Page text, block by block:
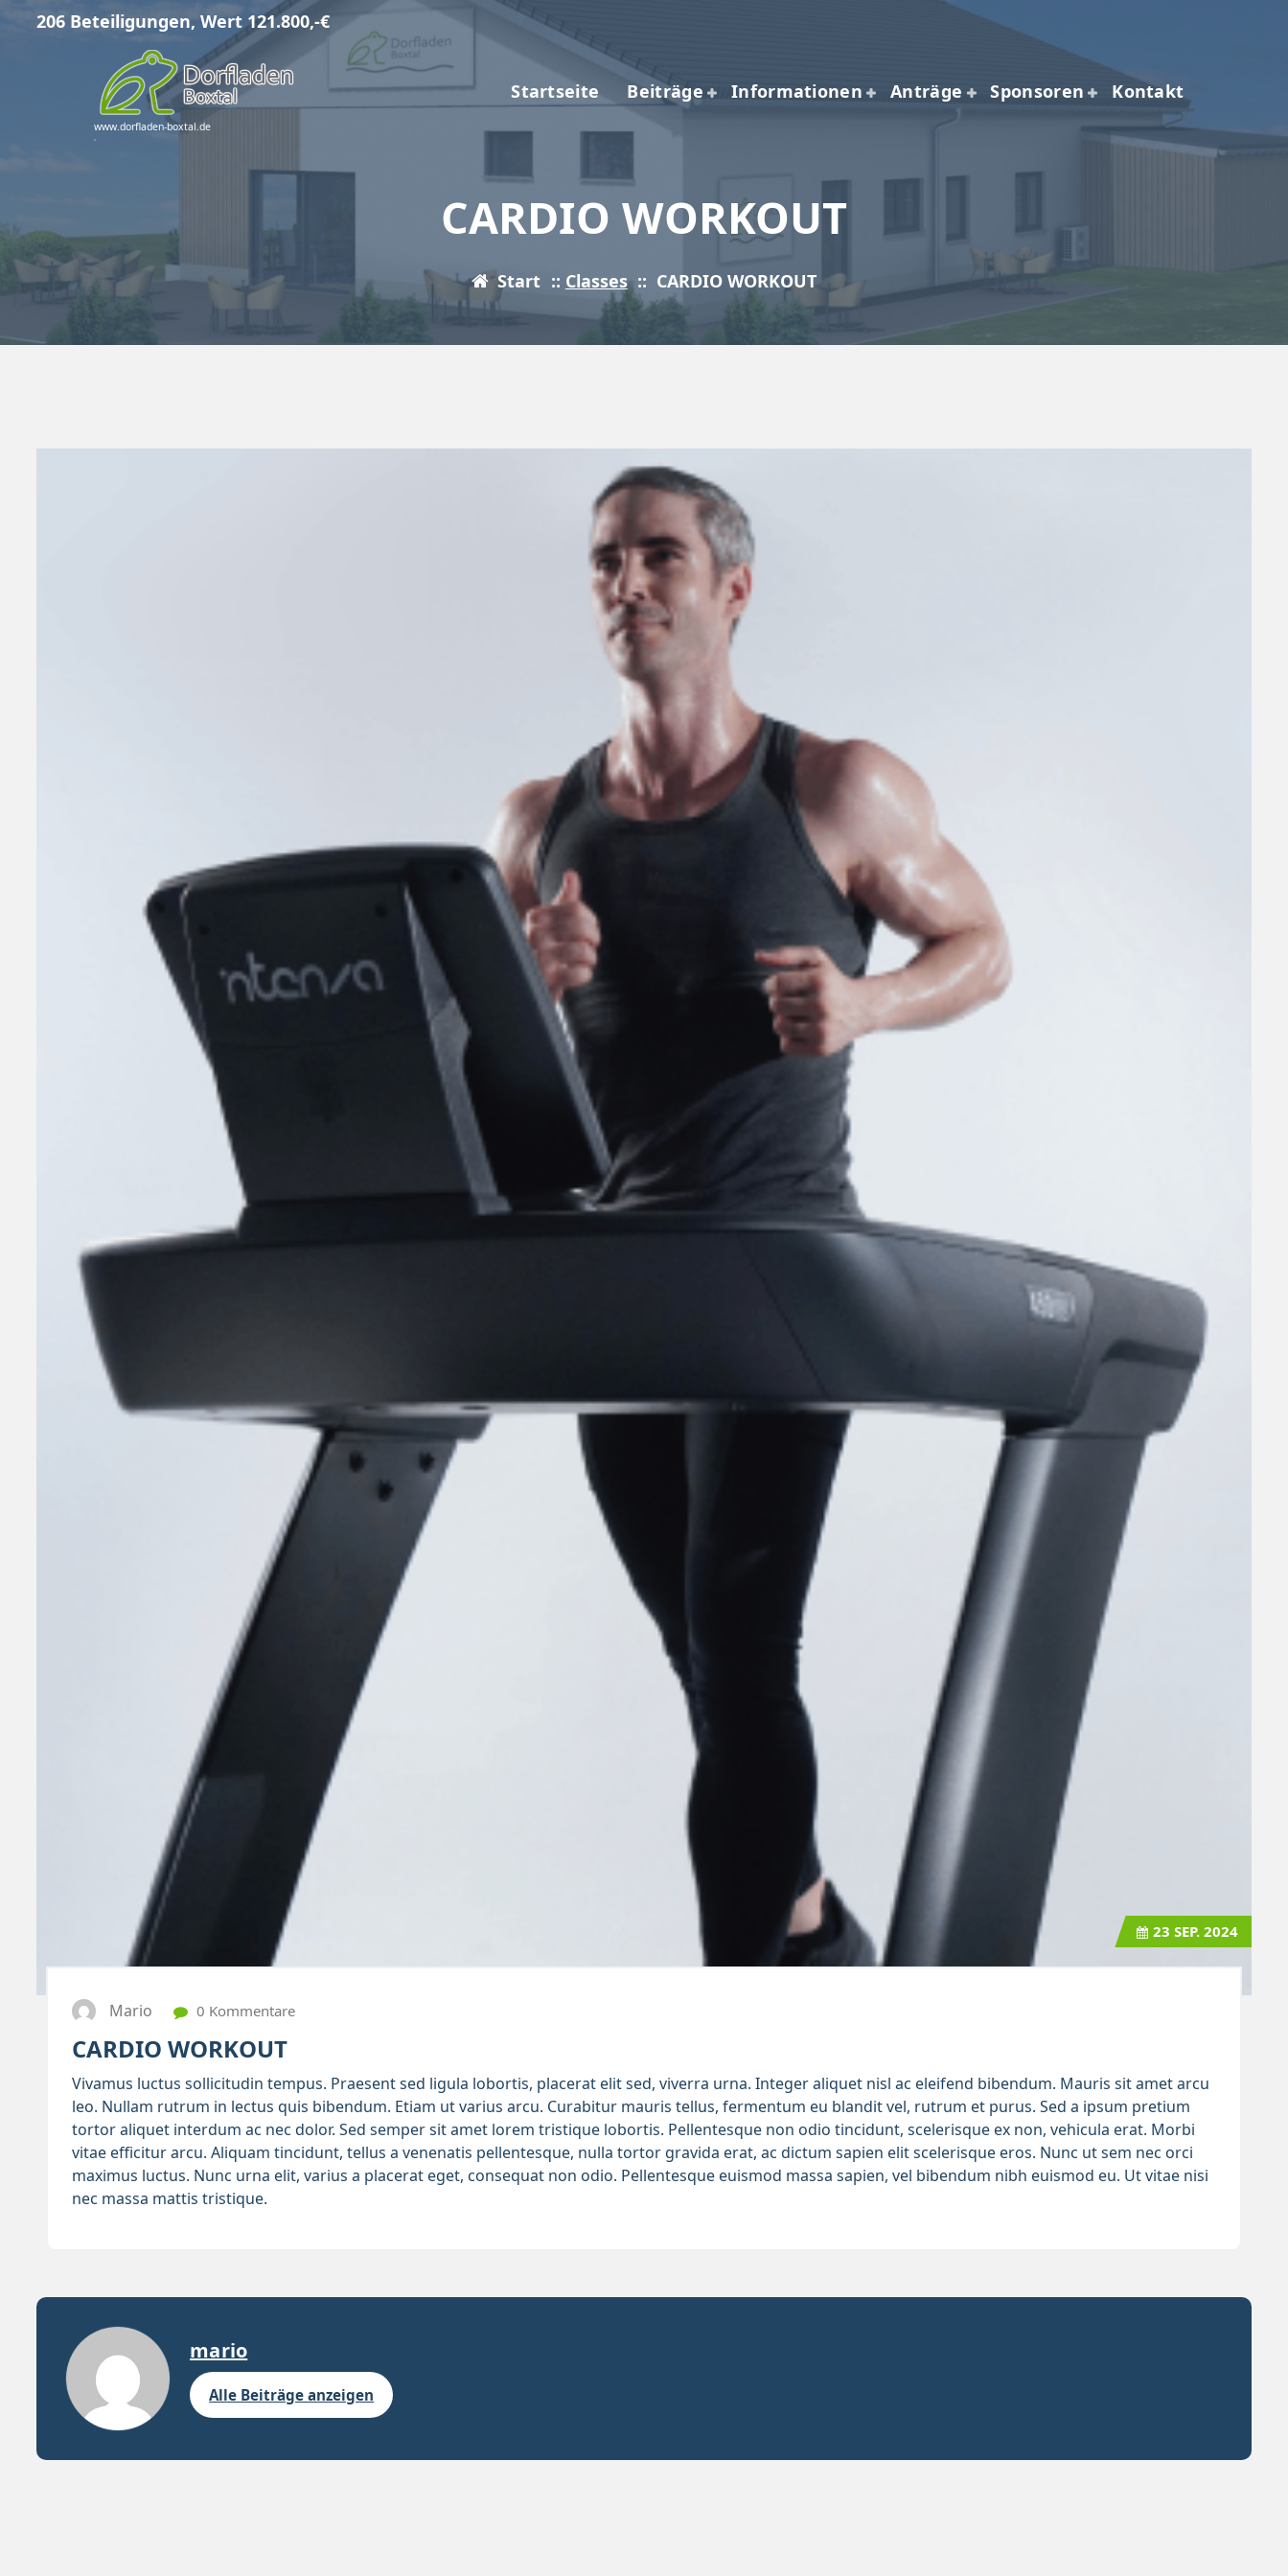
Inhalt
206 Beteiligungen, Wert 121.800,-€
www.dorfladen-boxtal.de
Startseite Beiträge Informationen Anträge Sponsoren Kontakt
CARDIO WORKOUT
Start :: Classes:: CARDIO WORKOUT
23 SEP. 2024
Mario 0 Kommentare
CARDIO WORKOUT
Vivamus luctus sollicitudin tempus. Praesent sed ligula lobortis, placerat elit sed, viverra urna. Integer aliquet nisl ac eleifend bibendum. Mauris sit amet arcu
leo. Nullam rutrum in lectus quis bibendum. Etiam ut varius arcu. Curabitur mauris tellus, fermentum eu blandit vel, rutrum et purus. Sed a ipsum pretium
tortor aliquet interdum ac nec dolor. Sed semper sit amet lorem tristique lobortis. Pellentesque non odio tincidunt, scelerisque ex non, vehicula erat. Morbi
vitae efficitur arcu. Aliquam tincidunt, tellus a venenatis pellentesque, nulla tortor gravida erat, ac dictum sapien elit scelerisque eros. Nunc ut sem nec orci
maximus luctus. Nunc urna elit, varius a placerat eget, consequat non odio. Pellentesque euismod massa sapien, vel bibendum nibh euismod eu. Ut vitae nisi
nec massa mattis tristique.
mario
Alle Beiträge anzeigen